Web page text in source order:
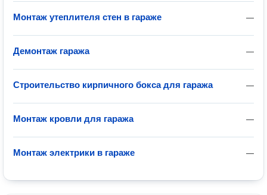
—
Монтаж утеплителя стен в гараже
—
Демонтаж гаража
—
Строительство кирпичного бокса для гаража
—
Монтаж кровли для гаража
—
Монтаж электрики в гараже